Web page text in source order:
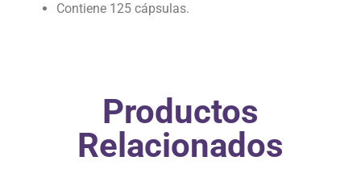
Contiene 125 cápsulas.
Productos
Relacionados